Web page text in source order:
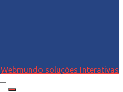
Webmundo soluções Interativas